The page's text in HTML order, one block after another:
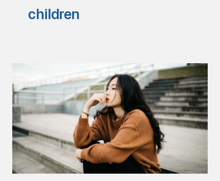
children
“Full
Time
Children”
di
China
Jadi
Tantangan
Generasi